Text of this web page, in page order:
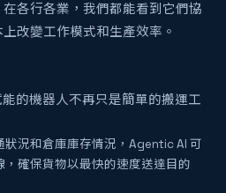
各行各業，我們都能看到它們協
改變工作模式和生產效率。
的機器人不再只是簡單的搬運工
狀況和倉庫庫存情況，Agentic AI 可
確保貨物以最快的速度送達目的